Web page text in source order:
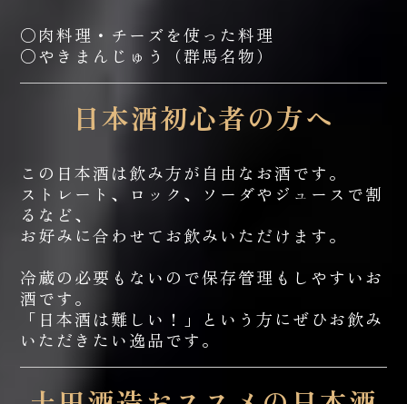
○肉料理・チーズを使った料理
○やきまんじゅう（群馬名物）
日本酒初心者の方へ
この日本酒は飲み方が自由なお酒です。
ストレート、ロック、ソーダやジュースで割
るなど、
お好みに合わせてお飲みいただけます。
冷蔵の必要もないので保存管理もしやすいお
酒です。
「日本酒は難しい！」という方にぜひお飲み
いただきたい逸品です。